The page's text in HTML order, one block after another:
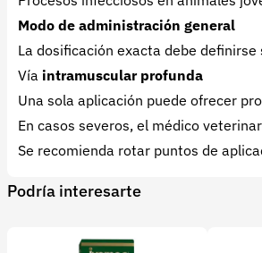
Modo de administración general
La dosificación exacta debe
Vía intramuscular profunda
Una sola aplicación puede ofrecer
En casos severos, el médico
Se recomienda rotar puntos de
Podría interesarte